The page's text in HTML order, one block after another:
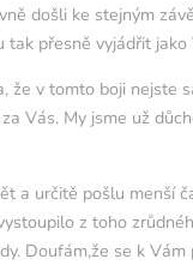
došli ke stejným
tak přesně vyjádřit jako
že v tomto boji nejste
Vás. My jsme už
a určitě pošlu menší
z toho
Doufám,že se k